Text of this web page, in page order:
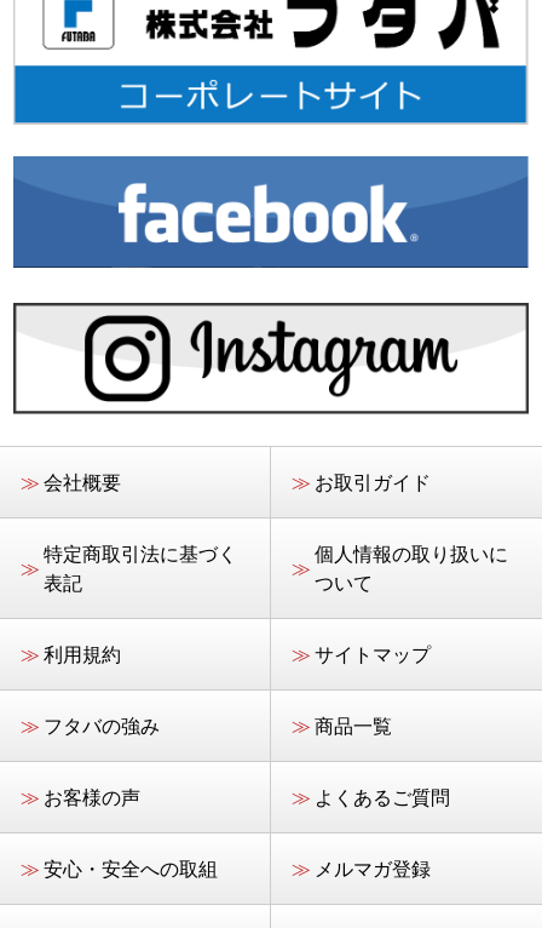
≫ 会社概要 ≫ お取引ガイド
≫
特定商取引法に基づく
表記
≫
個人情報の取り扱いに
ついて
≫ 利用規約 ≫ サイトマップ
≫ フタバの強み ≫ 商品一覧
≫ お客様の声 ≫ よくあるご質問
≫ 安心・安全への取組 ≫ メルマガ登録